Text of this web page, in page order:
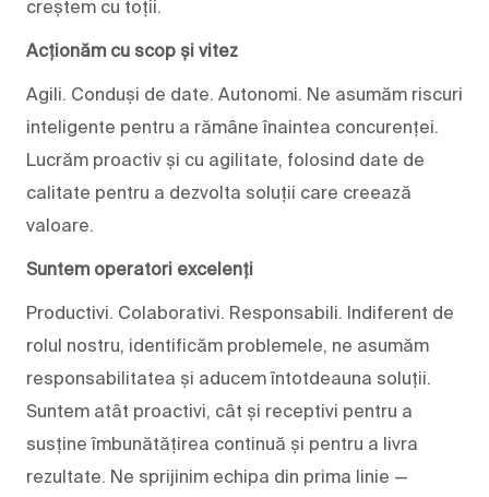
creștem cu toții.
Acționăm cu scop și vitez
Agili. Conduși de date. Autonomi. Ne asumăm riscuri
inteligente pentru a rămâne înaintea concurenței.
Lucrăm proactiv și cu agilitate, folosind date de
calitate pentru a dezvolta soluții care creează
valoare.
Suntem operatori excelenți
Productivi. Colaborativi. Responsabili. Indiferent de
rolul nostru, identificăm problemele, ne asumăm
responsabilitatea și aducem întotdeauna soluții.
Suntem atât proactivi, cât și receptivi pentru a
susține îmbunătățirea continuă și pentru a livra
rezultate. Ne sprijinim echipa din prima linie —